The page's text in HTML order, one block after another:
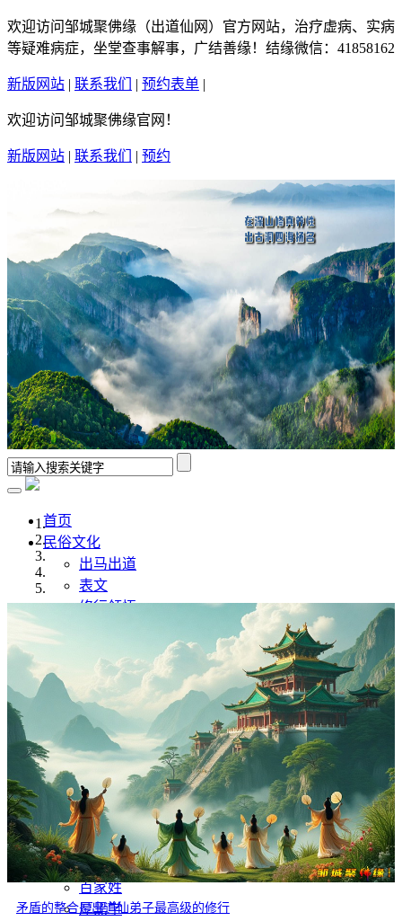
欢迎访问邹城聚佛缘（出道仙网）官方网站，治疗虚病、实病
等疑难病症，坐堂查事解事，广结善缘！结缘微信：41858162
新版网站 | 联系我们 | 预约表单 |
欢迎访问邹城聚佛缘官网！
新版网站 | 联系我们 | 预约
首页
民俗文化
出马出道
表文
修行领悟
佛道文化
佛家
道家
传统文化
传统文化
八字命理
奇门遁甲
灵异故事
文学
哲学
百家姓
厚黑学
矛盾的整合是出道仙弟子最高级的修行